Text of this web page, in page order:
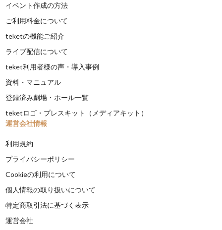
イベント作成の方法
ご利用料金について
teketの機能ご紹介
ライブ配信について
teket利用者様の声・導入事例
資料・マニュアル
登録済み劇場・ホール一覧
teketロゴ・プレスキット（メディアキット）
運営会社情報
利用規約
プライバシーポリシー
Cookieの利用について
個人情報の取り扱いについて
特定商取引法に基づく表示
運営会社